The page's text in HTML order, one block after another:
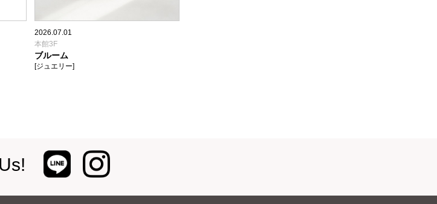
2026.07.01
本館3F
ブルーム
[ジュエリー]